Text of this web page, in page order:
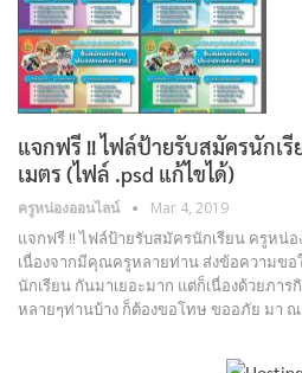
แจกฟรี !! ไฟล์ป้ายรับสมัครนักเ
เมตร (ไฟล์ .psd แก้ไขได้)
ครูหน่องออนไลน์ Mar 4, 2019
แจกฟรี !! ไฟล์ป้ายรับสมัครนักเรียน ครูหน่
เนื่องจากมีคุณครูหลายท่าน ส่งข้อความข
นักเรียน กันมาเยอะมาก แต่ก็เนื่องด้วยภา
หลายๆท่านบ้าง ก็ต้องขอโทษ ขออภัย มา